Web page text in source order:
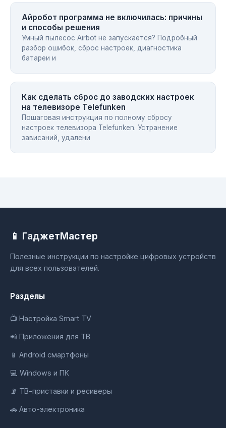
Айробот программа не включилась: причины
и способы решения
Умный пылесос Airbot не запускается? Подробный
разбор ошибок, сброс настроек, диагностика
батареи и
Как сделать сброс до заводских настроек
на телевизоре Telefunken
Пошаговая инструкция по полному сбросу
настроек телевизора Telefunken. Устранение
зависаний, удалени
📱 ГаджетМастер
Полезные инструкции по настройке цифровых устройств
для всех пользователей.
Разделы
📺 Настройка Smart TV
📲 Приложения для ТВ
📱 Android смартфоны
💻 Windows и ПК
📡 ТВ-приставки и ресиверы
🚗 Авто-электроника